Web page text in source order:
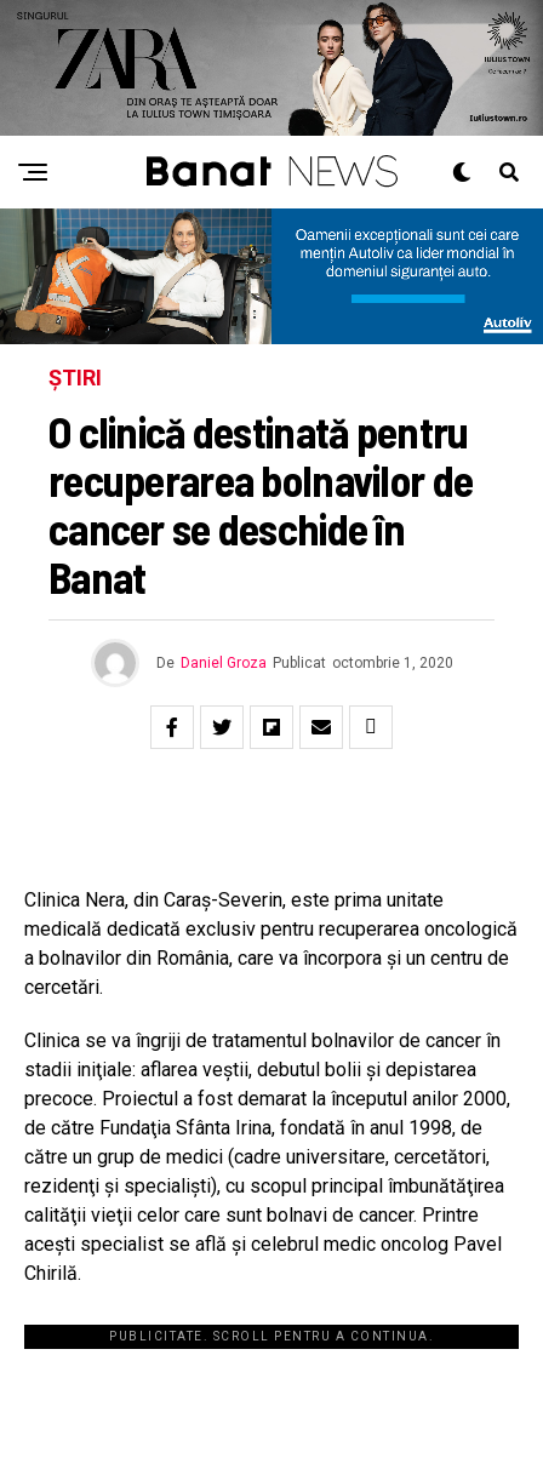
ȘTIRI
O clinică destinată pentru
recuperarea bolnavilor de
cancer se deschide în
Banat
De Daniel Groza Publicat octombrie 1, 2020
Clinica Nera, din Caraş-Severin, este prima unitate
medicală dedicată exclusiv pentru recuperarea oncologică
a bolnavilor din România, care va încorpora şi un centru de
cercetări.
Clinica se va îngriji de tratamentul bolnavilor de cancer în
stadii iniţiale: aflarea veştii, debutul bolii şi depistarea
precoce. Proiectul a fost demarat la începutul anilor 2000,
de către Fundaţia Sfânta Irina, fondată în anul 1998, de
către un grup de medici (cadre universitare, cercetători,
rezidenţi şi specialişti), cu scopul principal îmbunătăţirea
calităţii vieţii celor care sunt bolnavi de cancer. Printre
aceşti specialist se află şi celebrul medic oncolog Pavel
Chirilă.
PUBLICITATE. SCROLL PENTRU A CONTINUA.